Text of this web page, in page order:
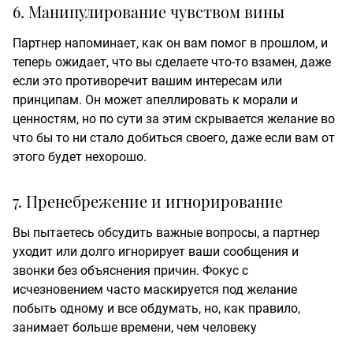
6. Манипулирование чувством вины
Партнер напоминает, как он вам помог в прошлом, и
теперь ожидает, что вы сделаете что-то взамен, даже
если это противоречит вашим интересам или
принципам. Он может апеллировать к морали и
ценностям, но по сути за этим скрывается желание во
что бы то ни стало добиться своего, даже если вам от
этого будет нехорошо.
7. Пренебрежение и игнорирование
Вы пытаетесь обсудить важные вопросы, а партнер
уходит или долго игнорирует ваши сообщения и
звонки без объяснения причин. Фокус с
исчезновением часто маскируется под желание
побыть одному и все обдумать, но, как правило,
занимает больше времени, чем человеку